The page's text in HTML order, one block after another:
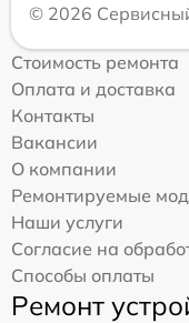
© 2026
Стоимость ремонта
Оплата и доставка
Контакты
Вакансии
О компании
Ремонтируемые
Наши услуги
Согласие на
Способы оплаты
Ремонт